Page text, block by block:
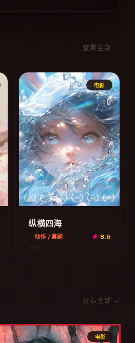
查看全部 →
电影
纵横四海
动作 / 喜剧 ★8.5
1991
查看全部 →
电影